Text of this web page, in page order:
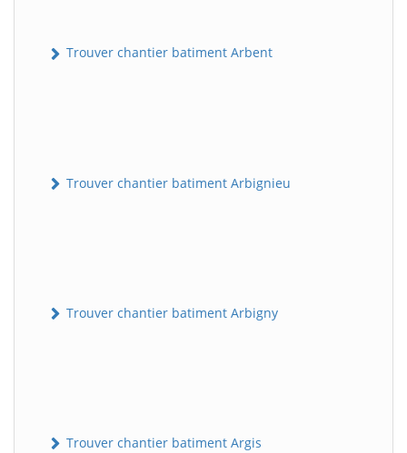
Trouver chantier batiment Arbent
Trouver chantier batiment Arbignieu
Trouver chantier batiment Arbigny
Trouver chantier batiment Argis